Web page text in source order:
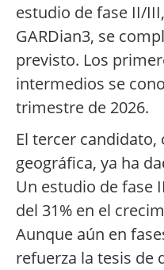
estudio de fase II/
GARDian3, se
previsto. Los
intermedios se
trimestre de 2026.
El tercer
geográfica, ya ha
Un estudio de fase
del 31% en el
Aunque aún en
refuerza la tesis de